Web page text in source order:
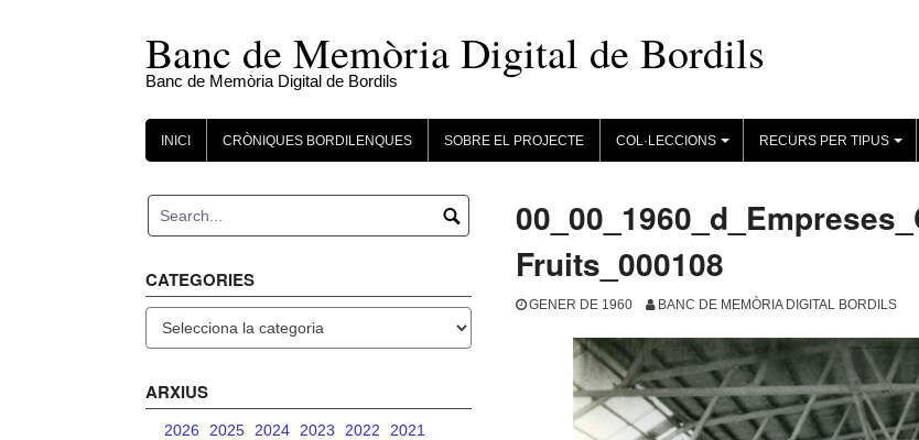
Banc de Memòria Digital de Bordils
Banc de Memòria Digital de Bordils
INICI CRÒNIQUES BORDILENQUES SOBRE EL PROJECTE
+
COL·LECCIONS
+
RECURS PER TIPUS
Fruits_000108
GENER DE 1960 BANC DE MEMÒRIA DIGITAL BORDILS
CATEGORIES
ARXIUS
2026 2025 2024 2023 2022
2021